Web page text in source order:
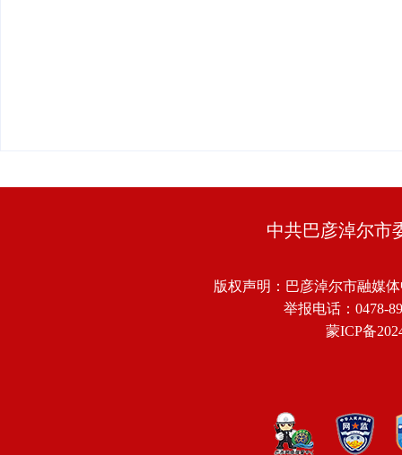
中共巴彦淖尔市
版权声明：巴彦淖尔市融媒
举报电话：0478-
蒙ICP备